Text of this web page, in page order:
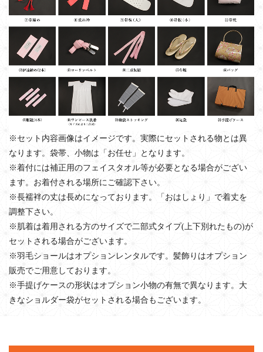
※セット内容画像はイメージです。実際にセットされる物とは異
なります。袋帯、小物は「お任せ」となります。
※着付には補正用のフェイスタオル等が必要となる場合がござい
ます。お着付される場所にご確認下さい。
※長襦袢の丈は長めになっております。「おはしょり」で着丈を
調整下さい。
※肌着は着用される方のサイズで二部式タイプ(上下別れたもの)が
セットされる場合がございます。
※羽毛ショールはオプションレンタルです。髪飾りはオプション
販売でご用意しております。
※手提げケースの形状はオプション小物の有無で異なります。大
きなショルダー袋がセットされる場合もございます。